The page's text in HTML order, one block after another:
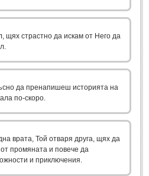
(11)
(6)
щях страстно да искам от Него да
да пренапишеш историята на
по-скоро.
врата, Той отваря друга, щях да
промяната и повече да
и приключения.